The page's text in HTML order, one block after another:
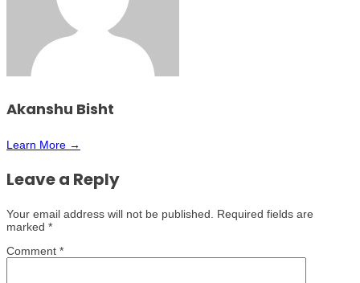
Akanshu Bisht
Learn More →
Leave a Reply
Your email address will not be published. Required fields are
marked *
Comment *